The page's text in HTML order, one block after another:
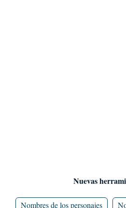
Nuevas
Nombres de los personajes